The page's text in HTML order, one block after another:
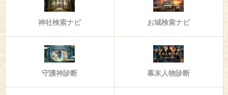
神社検索ナビ お城検索ナビ
守護神診断 幕末人物診断